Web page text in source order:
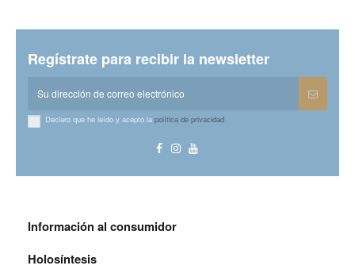
Regístrate para recibir la newsletter
Declaro que he leído y acepto la política de privacidad
Información al consumidor
Holosíntesis